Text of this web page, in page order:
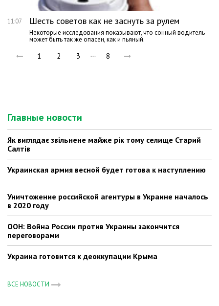
11:07 Шесть советов как не заснуть за рулем
Некоторые исследования показывают, что сонный водитель
может быть так же опасен, как и пьяный.
1 2 3 … 8
Главные новости
Як виглядає звільнене майже рік тому селище Старий
Салтів
Украинская армия весной будет готова к наступлению
Уничтожение российской агентуры в Украине началось
в 2020 году
ООН: Война России против Украины закончится
переговорами
Украина готовится к деоккупации Крыма
ВСЕ НОВОСТИ